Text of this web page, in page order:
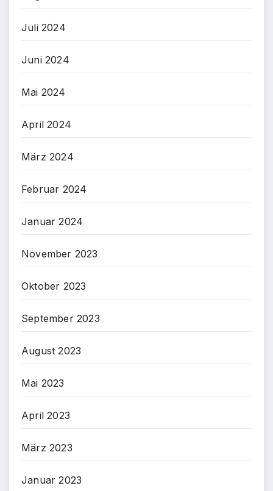
Juli 2024
Juni 2024
Mai 2024
April 2024
März 2024
Februar 2024
Januar 2024
November 2023
Oktober 2023
September 2023
August 2023
Mai 2023
April 2023
März 2023
Januar 2023